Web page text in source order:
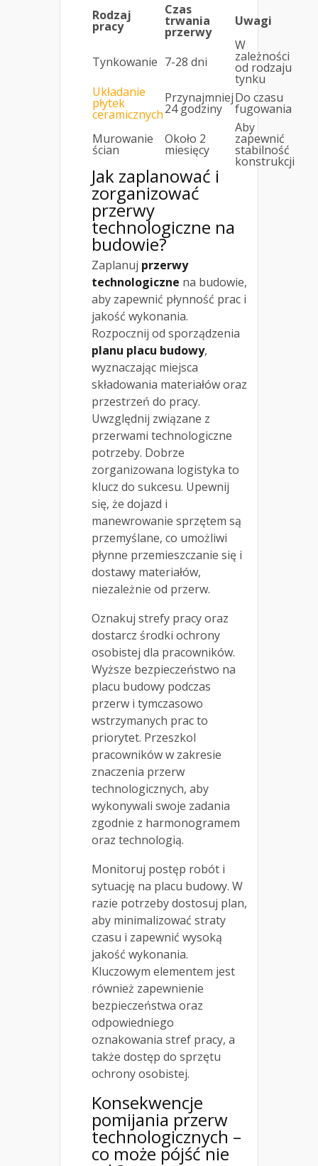
Rodzaj
pracy
Czas
trwania
przerwy
Uwagi
Tynkowanie 7-28 dni
W
zależności
od rodzaju
tynku
Układanie
płytek
ceramicznych
Przynajmniej
24 godziny
Do czasu
fugowania
Murowanie
ścian
Około 2
miesięcy
Aby
zapewnić
stabilność
konstrukcji
Jak zaplanować i
zorganizować
przerwy
technologiczne na
budowie?
Zaplanuj przerwy
technologiczne na budowie,
aby zapewnić płynność prac i
jakość wykonania.
Rozpocznij od sporządzenia
planu placu budowy,
wyznaczając miejsca
składowania materiałów oraz
przestrzeń do pracy.
Uwzględnij związane z
przerwami technologiczne
potrzeby. Dobrze
zorganizowana logistyka to
klucz do sukcesu. Upewnij
się, że dojazd i
manewrowanie sprzętem są
przemyślane, co umożliwi
płynne przemieszczanie się i
dostawy materiałów,
niezależnie od przerw.
Oznakuj strefy pracy oraz
dostarcz środki ochrony
osobistej dla pracowników.
Wyższe bezpieczeństwo na
placu budowy podczas
przerw i tymczasowo
wstrzymanych prac to
priorytet. Przeszkol
pracowników w zakresie
znaczenia przerw
technologicznych, aby
wykonywali swoje zadania
zgodnie z harmonogramem
oraz technologią.
Monitoruj postęp robót i
sytuację na placu budowy. W
razie potrzeby dostosuj plan,
aby minimalizować straty
czasu i zapewnić wysoką
jakość wykonania.
Kluczowym elementem jest
również zapewnienie
bezpieczeństwa oraz
odpowiedniego
oznakowania stref pracy, a
także dostęp do sprzętu
ochrony osobistej.
Konsekwencje
pomijania przerw
technologicznych –
co może pójść nie